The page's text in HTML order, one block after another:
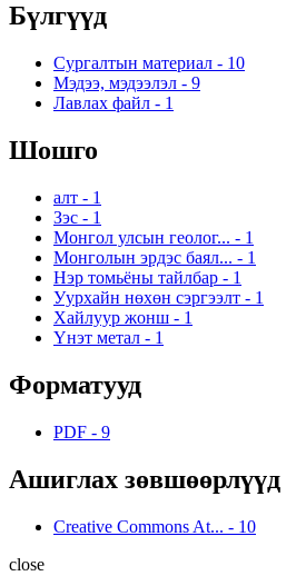
Бүлгүүд
Сургалтын материал - 10
Мэдээ, мэдээлэл - 9
Лавлах файл - 1
Шошго
алт - 1
Зэс - 1
Монгол улсын геолог... - 1
Монголын эрдэс баял... - 1
Нэр томьёны тайлбар - 1
Уурхайн нөхөн сэргээлт - 1
Хайлуур жонш - 1
Үнэт метал - 1
Форматууд
PDF - 9
Ашиглах зөвшөөрлүүд
Creative Commons At... - 10
close